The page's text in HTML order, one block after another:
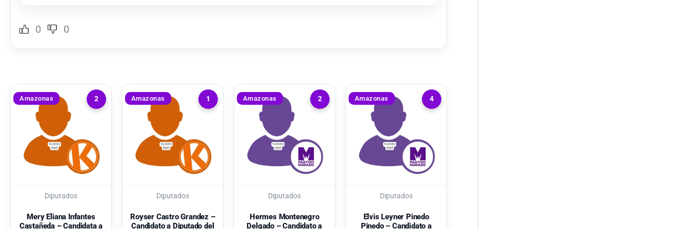
0 0
2
Amazonas
Diputados
Mery Eliana Infantes
Castañeda – Candidata a
1
Amazonas
Diputados
Royser Castro Grandez –
Candidato a Diputado del
2
Amazonas
Diputados
Hermes Montenegro
Delgado – Candidato a
4
Amazonas
Diputados
Elvis Leyner Pinedo
Pinedo – Candidato a